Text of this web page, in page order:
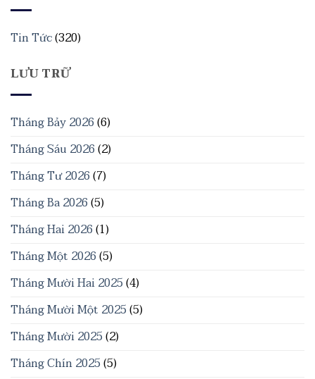
Tin Tức(320)
LƯU TRỮ
Tháng Bảy 2026(6)
Tháng Sáu 2026(2)
Tháng Tư 2026(7)
Tháng Ba 2026(5)
Tháng Hai 2026(1)
Tháng Một 2026(5)
Tháng Mười Hai 2025(4)
Tháng Mười Một 2025(5)
Tháng Mười 2025(2)
Tháng Chín 2025(5)